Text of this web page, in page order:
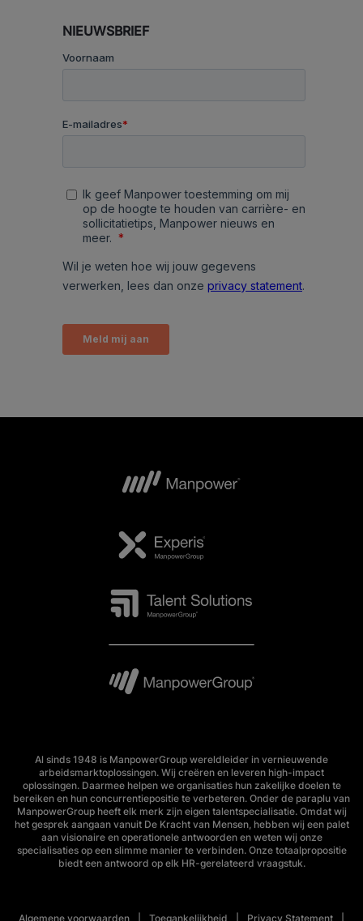
NIEUWSBRIEF
Al sinds 1948 is ManpowerGroup wereldleider in vernieuwende
arbeidsmarktoplossingen. Wij creëren en leveren high-impact
oplossingen. Daarmee helpen we organisaties hun zakelijke doelen te
bereiken en hun concurrentiepositie te verbeteren. Onder de paraplu van
ManpowerGroup heeft elk merk zijn eigen talentspecialisatie. Omdat wij
het gesprek aangaan vanuit De Kracht van Mensen, hebben wij een palet
aan visionaire en operationele antwoorden en weten wij onze
specialisaties op een slimme manier te verbinden. Onze totaalpropositie
biedt een antwoord op elk HR-gerelateerd vraagstuk.
Algemene voorwaarden Toegankelijkheid Privacy Statement